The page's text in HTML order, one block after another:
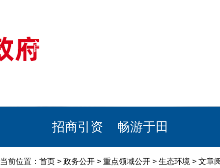
首页
招商引资 畅游于田
当前位置： 首页 > 政务公开 > 重点领域公开 > 生态环境 > 文章